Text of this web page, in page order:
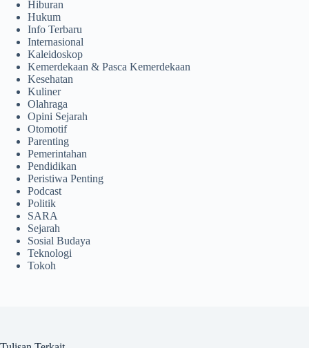
Hiburan
Hukum
Info Terbaru
Internasional
Kaleidoskop
Kemerdekaan & Pasca Kemerdekaan
Kesehatan
Kuliner
Olahraga
Opini Sejarah
Otomotif
Parenting
Pemerintahan
Pendidikan
Peristiwa Penting
Podcast
Politik
SARA
Sejarah
Sosial Budaya
Teknologi
Tokoh